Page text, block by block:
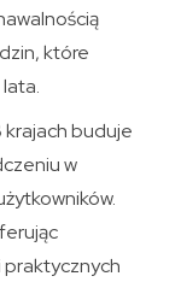
które
krajach buduje
w
praktycznych